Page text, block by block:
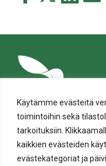
Käytämme evästeitä
toimintoihin sekä
tarkoituksiin.
kaikkien evästeiden
evästekategoriat ja